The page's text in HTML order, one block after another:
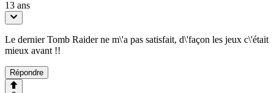
13 ans
Le dernier Tomb Raider ne m\'a pas satisfait, d\'façon les jeux c\'était
mieux avant !!
Répondre